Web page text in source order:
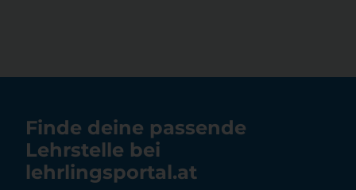
Finde deine passende
Lehrstelle bei
lehrlingsportal.at